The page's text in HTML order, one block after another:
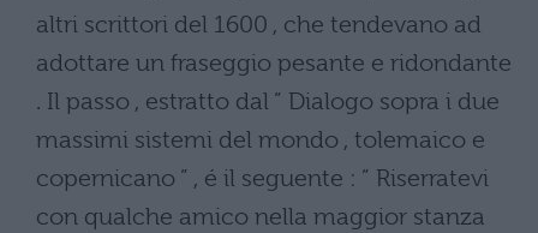
altri scrittori del 1600 , che tendevano ad
adottare un fraseggio pesante e ridondante
. Il passo , estratto dal ” Dialogo sopra i due
massimi sistemi del mondo , tolemaico e
copernicano ” , é il seguente : ” Riserratevi
con qualche amico nella maggior stanza